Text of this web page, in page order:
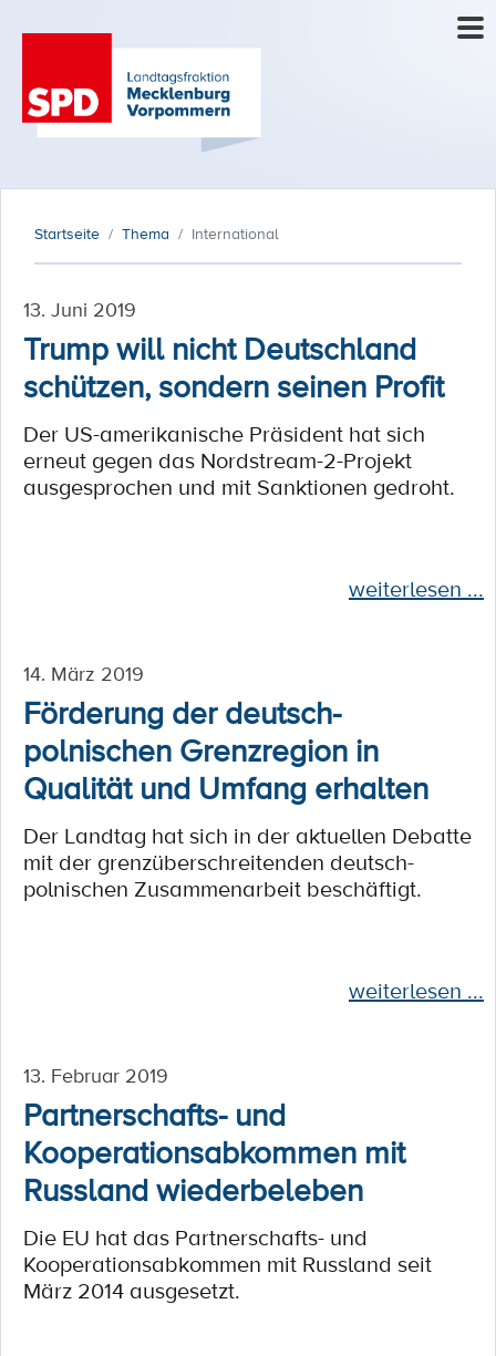
Startseite Thema International
13. Juni 2019
Trump will nicht Deutschland
schützen, sondern seinen Profit
Der US-amerikanische Präsident hat sich
erneut gegen das Nordstream-2-Projekt
ausgesprochen und mit Sanktionen gedroht.
weiterlesen ...
14. März 2019
Förderung der deutsch-
polnischen Grenzregion in
Qualität und Umfang erhalten
Der Landtag hat sich in der aktuellen Debatte
mit der grenzüberschreitenden deutsch-
polnischen Zusammenarbeit beschäftigt.
weiterlesen ...
13. Februar 2019
Partnerschafts- und
Kooperationsabkommen mit
Russland wiederbeleben
Die EU hat das Partnerschafts- und
Kooperationsabkommen mit Russland seit
März 2014 ausgesetzt.